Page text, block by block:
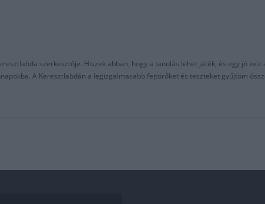
szerkesztője. Hiszek abban, hogy a tanulás lehet játék, és egy jó
A Keresztlabdán a legizgalmasabb fejtörőket és teszteket gyűjtöm